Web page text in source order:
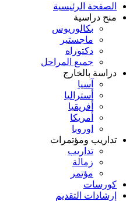
الصفحة الرئيسية
منح دراسية
بكالوريوس
ماجستير
دكتوراه
جميع المراحل
دراسة بالخارج
آسيا
أستراليا
أفريقيا
أمريكا
اوروبا
تداريب ومؤتمرات
تداريب
زمالة
مؤتمر
كورسات
إرشادات التقديم